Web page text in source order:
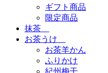
ギフト商品
限定商品
抹茶
お茶うけ
お茶羊かん
ふりかけ
紀州梅干